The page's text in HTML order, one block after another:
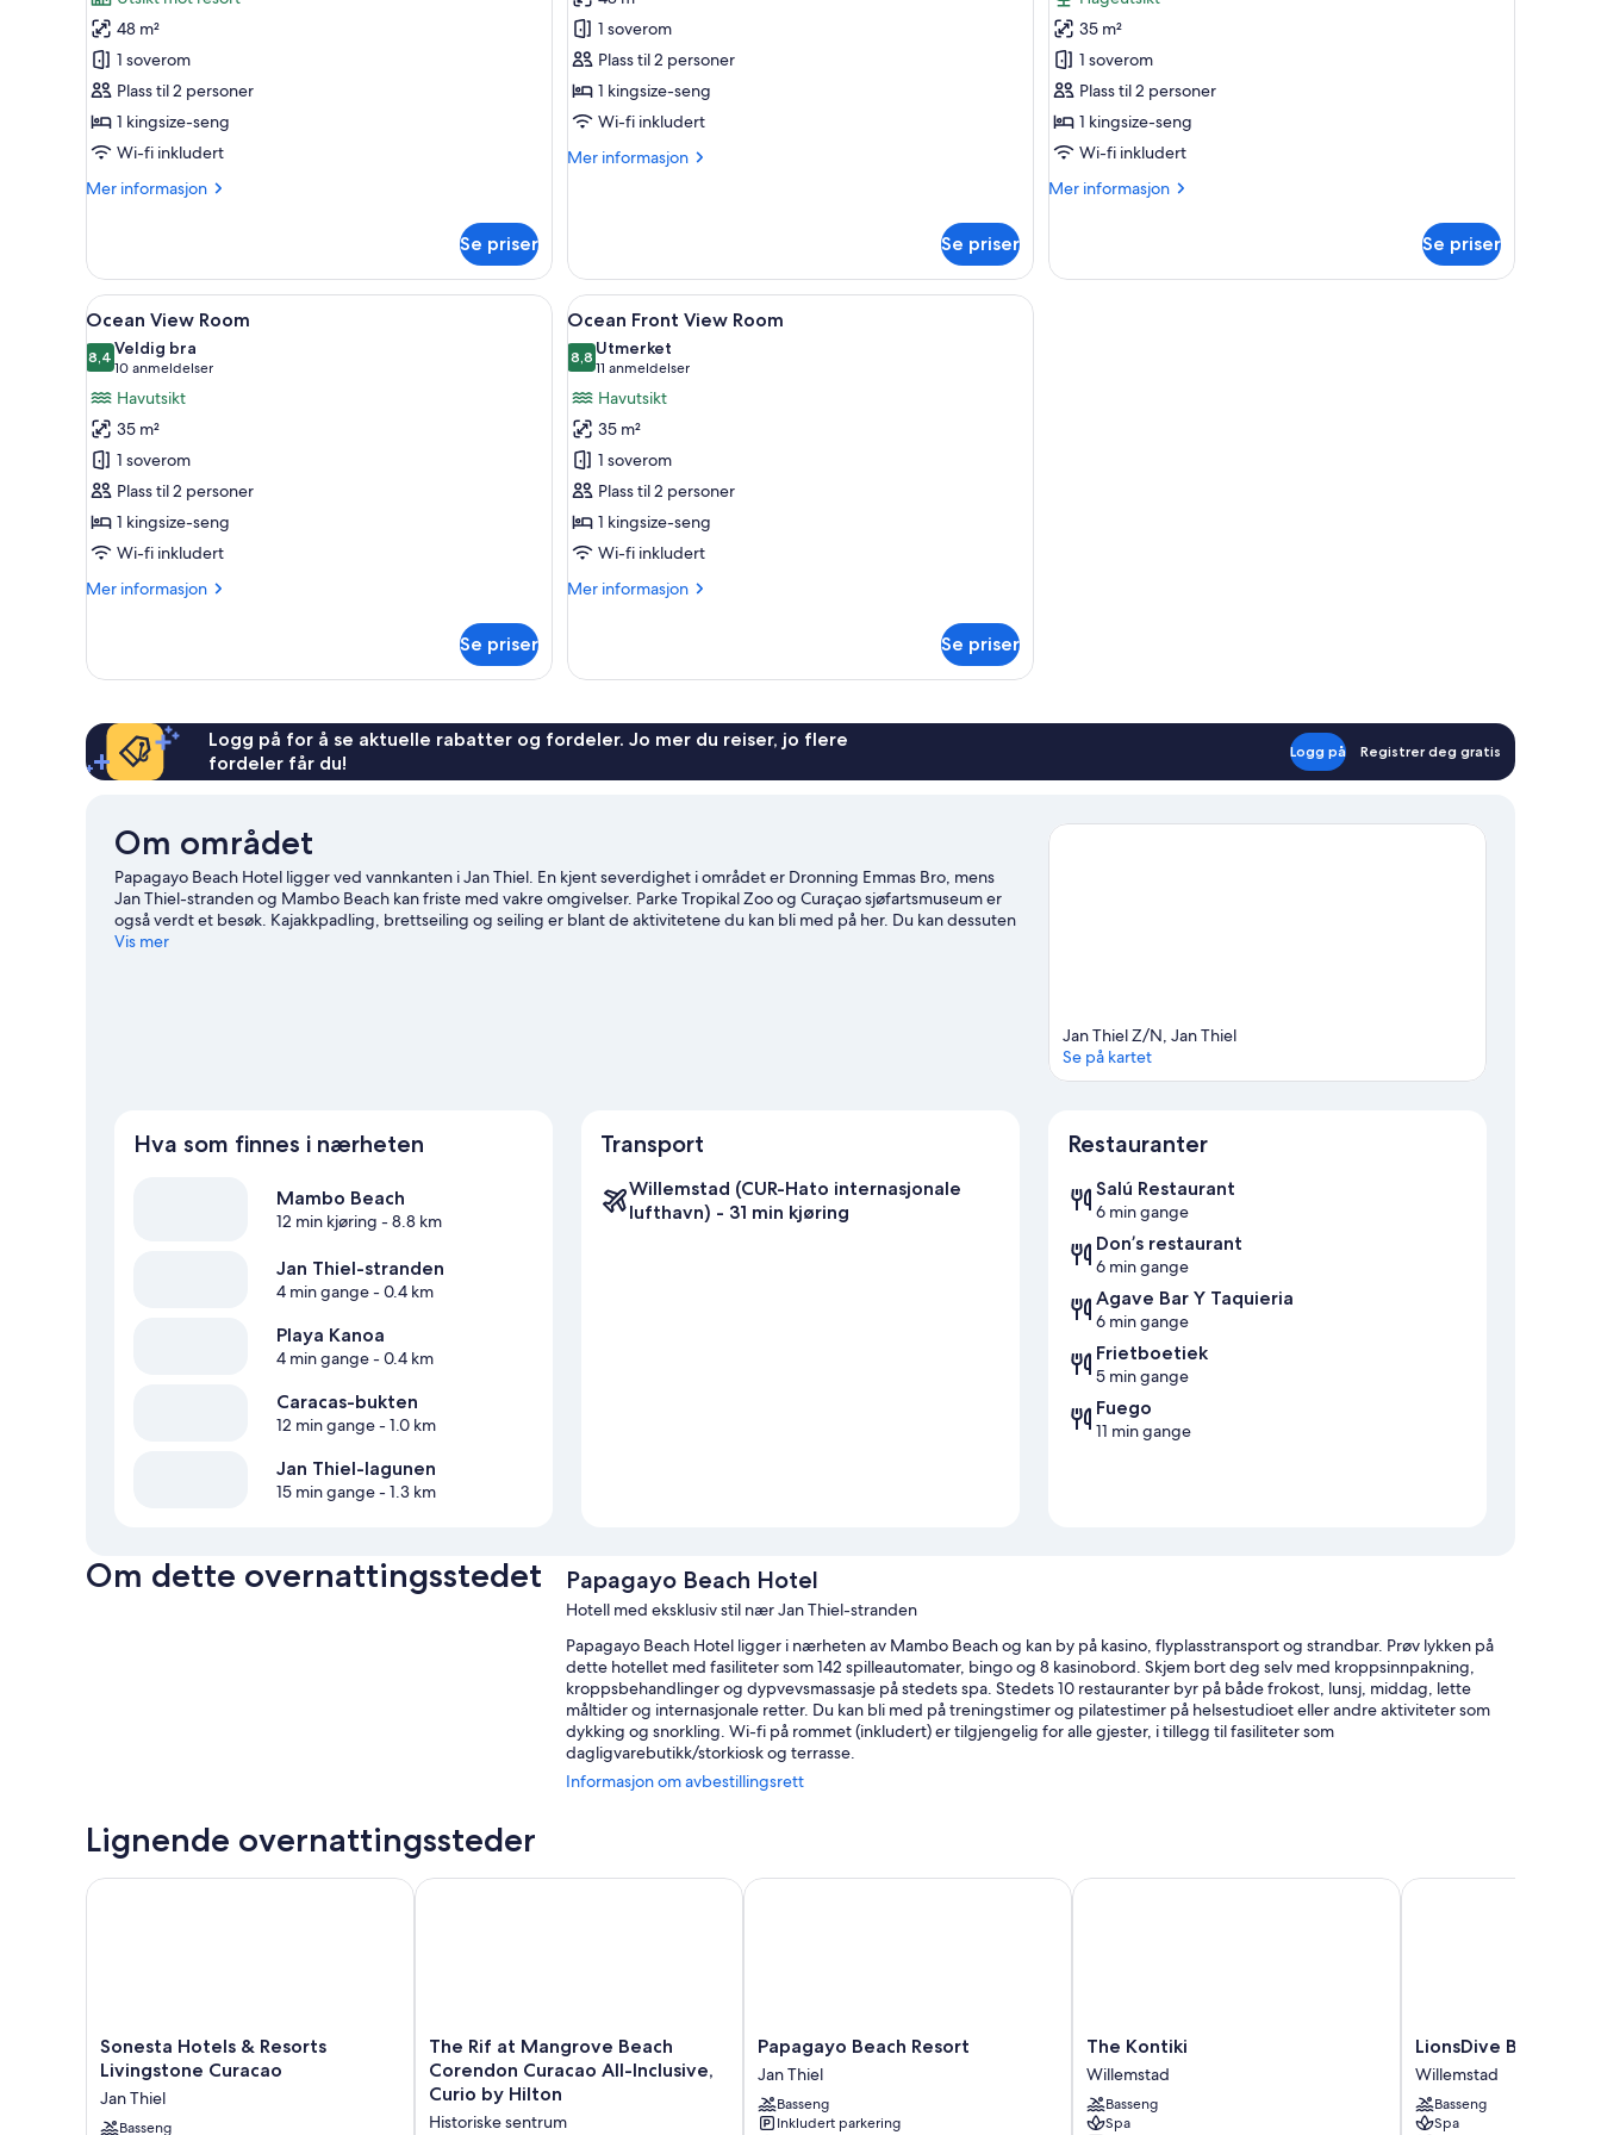
Lobby
View
Room
48 m²
1 soverom
Plass til 2 personer
1 kingsize-seng
Wi-fi inkludert
Mer informasjon
Mer
View
Room
Se priser
Boulevard
View
Room
1 soverom
Plass til 2 personer
1 kingsize-seng
Wi-fi inkludert
Mer informasjon
Mer
Room
Se priser
Garden
View
Room
35 m²
1 soverom
Plass til 2 personer
1 kingsize-seng
Wi-fi inkludert
Mer informasjon
Mer
View
Se priser
Åpne
alle
bildene
av
Ocean
View
Room
Ocean View Room | Safe på rommet, skrivebord, blendingsgardiner og strykejern/-brett
18
Ocean View Room
8,48,4 av 10
Veldig bra
10 anmeldelser
(10
anmeldelser)
Havutsikt
35 m²
1 soverom
Plass til 2 personer
1 kingsize-seng
Wi-fi inkludert
Mer informasjon
Mer
View
Se priser
Åpne
alle
bildene
av
Ocean
Front
View
Room
Ocean Front View Room | Safe på rommet, skrivebord, blendingsgardiner og strykejern/-brett
19
Ocean Front View Room
8,88,8 av 10
Utmerket
11 anmeldelser
(11
anmeldelser)
Havutsikt
35 m²
1 soverom
Plass til 2 personer
1 kingsize-seng
Wi-fi inkludert
Mer informasjon
Mer
Front
Se priser
Logg på for å se aktuelle rabatter og fordeler. Jo mer du reiser, jo flere
fordeler får du!
Logg på Registrer deg gratis
Om området
Papagayo Beach Hotel ligger ved vannkanten i Jan Thiel. En kjent severdighet i området er Dronning Emmas Bro, mens
Jan Thiel-stranden og Mambo Beach kan friste med vakre omgivelser. Parke Tropikal Zoo og Curaçao sjøfartsmuseum er
også verdt et besøk. Kajakkpadling, brettseiling og seiling er blant de aktivitetene du kan bli med på her. Du kan dessuten
oppleve naturen i området gjennom ridning.
Vis mer
Jan Thiel Z/N, Jan Thiel
Se på kartet
Hva som finnes i nærheten
Mambo Beach
12 min kjøring - 8.8 km
Jan Thiel-stranden
4 min gange- 0.4 km
Playa Kanoa
4 min gange- 0.4 km
Caracas-bukten
12 min gange- 1.0 km
Jan Thiel-lagunen
15 min gange- 1.3 km
Transport
Willemstad (CUR-Hato internasjonale
lufthavn) - 31 min kjøring
Restauranter
Salú Restaurant
6 min gange
Don’s restaurant
6 min gange
Agave Bar Y Taquieria
6 min gange
Frietboetiek
5 min gange
Fuego
11 min gange
Om dette overnattingsstedet Papagayo Beach Hotel
Hotell med eksklusiv stil nær Jan Thiel-stranden
Papagayo Beach Hotel ligger i nærheten av Mambo Beach og kan by på kasino, flyplasstransport og strandbar. Prøv lykken på
dette hotellet med fasiliteter som 142 spilleautomater, bingo og 8 kasinobord. Skjem bort deg selv med kroppsinnpakning,
kroppsbehandlinger og dypvevsmassasje på stedets spa. Stedets 10 restauranter byr på både frokost, lunsj, middag, lette
måltider og internasjonale retter. Du kan bli med på treningstimer og pilatestimer på helsestudioet eller andre aktiviteter som
dykking og snorkling. Wi-fi på rommet (inkludert) er tilgjengelig for alle gjester, i tillegg til fasiliteter som
dagligvarebutikk/storkiosk og terrasse.
Noen andre fordeler er blant annet
Frokostbuffé (mot betaling), flyplasstransport (mot betaling) og concierge-tjenester
Her er noen ekstra fasiliteter:
Bad med regndusjhode og toalettartikler (inkludert)
Informasjon om avbestillingsrett
Lignende overnattingssteder
Sonesta
Hotels
Resorts
Livingstone
Sonesta Hotels & Resorts
Livingstone Curacao
Jan Thiel
Basseng
Sonesta Hotels & Resorts Livingstone Curacao
The
Rif
at
Mangrove
Beach
The Rif at Mangrove Beach
Corendon Curacao All-Inclusive,
Curio by Hilton
Historiske sentrum
The Rif at Mangrove Beach Corendon Curacao All-Inclusive, Curio by Hilton
Papagayo
Beach
Resort
Jan
Thiel
Papagayo Beach Resort
Jan Thiel
Basseng
Inkludert parkering
Papagayo Beach Resort
The
Kontiki
Willemstad
The Kontiki
Willemstad
Basseng
Spa
The Kontiki
LionsDive
Beach
Resort
Willemstad
LionsDive Beach
Willemstad
Basseng
Spa
LionsDive Beach Resort